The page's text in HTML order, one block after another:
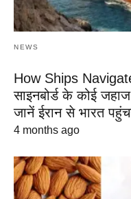
NEWS
How Ships
साइनबोर्ड के कोई
जानें ईरान से भारत
4 months ago